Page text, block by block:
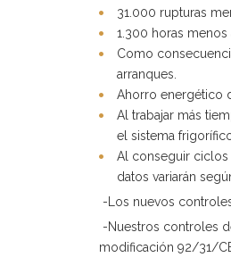
31.000 rupturas
1.300 horas
Como
arranques.
Ahorro energético
Al trabajar más
el sistema
Al conseguir ciclos
datos variarán
-Los nuevos
-Nuestros controles
modificación 92/31/